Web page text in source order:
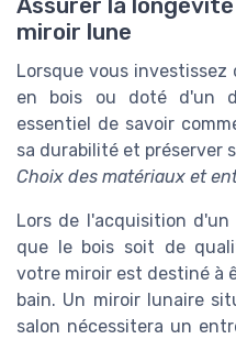
Assurer la
miroir lune
Lorsque vous
en bois ou doté d'un
essentiel de savoir
sa durabilité et préserver
Choix des matériaux et
Lors de l'acquisition
que le bois soit de
votre miroir est destiné à
bain. Un miroir lunaire
salon nécessitera un